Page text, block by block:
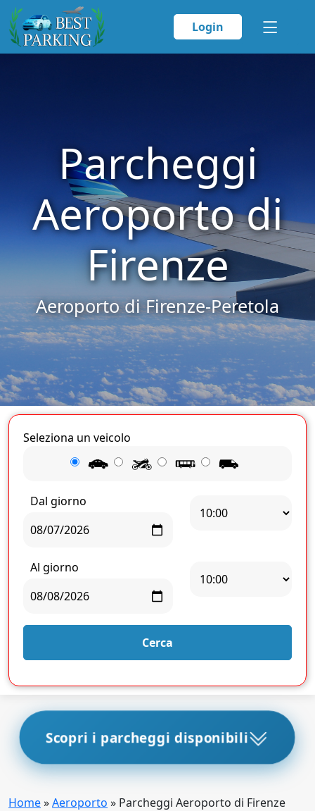
Login
Parcheggi
Aeroporto di
Firenze
Aeroporto di Firenze-Peretola
Seleziona un veicolo
Dal giorno
Al giorno
Cerca
Scopri i parcheggi disponibili
Home»Aeroporto » Parcheggi Aeroporto di Firenze